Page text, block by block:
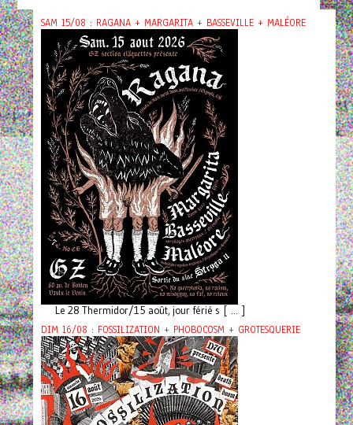
SAM 15/08 : RAGANA + MARGARITA + BASSEVILLE + MALÉORE
Le 28 Thermidor/15 août, jour férié s [ ... ]
DIM 16/08 : FOSSILIZATION + PHOBOCOSM + GROTESQUERIE